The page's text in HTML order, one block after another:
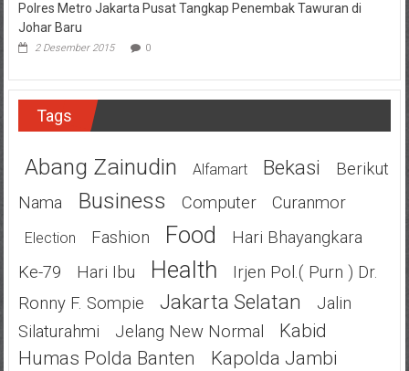
Polres Metro Jakarta Pusat Tangkap Penembak Tawuran di
Johar Baru
2 Desember 2015 0
Tags
Abang Zainudin Alfamart Bekasi
Berikut
Nama
Business Computer Curanmor
Election Fashion Food
Hari Bhayangkara
Ke-79
Hari Ibu Health
Irjen Pol.( Purn ) Dr.
Ronny F. Sompie
Jakarta Selatan
Jalin
Silaturahmi
Jelang New Normal
Kabid
Humas Polda Banten
Kapolda Jambi